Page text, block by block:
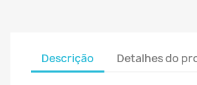
Descrição Detalhes do